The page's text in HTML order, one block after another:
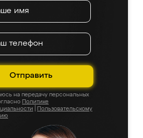
Отправить
на передачу персональных
Политике
Пользовательскому